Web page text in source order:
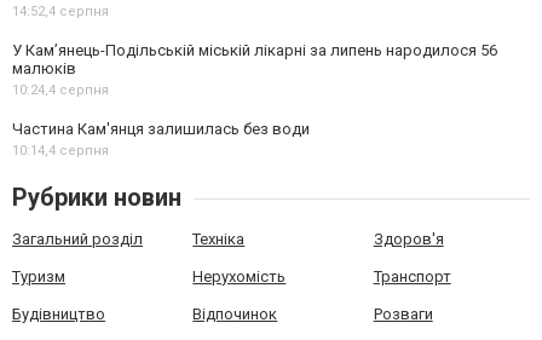
14:52,4 серпня
У Кам’янець-Подільській міській лікарні за липень народилося 56
малюків
10:24,4 серпня
Частина Кам'янця залишилась без води
10:14,4 серпня
Рубрики новин
Загальний розділ Техніка Здоров'я
Туризм Нерухомість Транспорт
Будівництво Відпочинок Розваги